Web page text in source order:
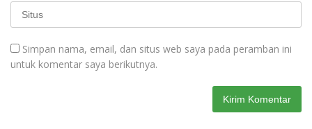
Simpan nama, email, dan situs web saya pada peramban ini
untuk komentar saya berikutnya.